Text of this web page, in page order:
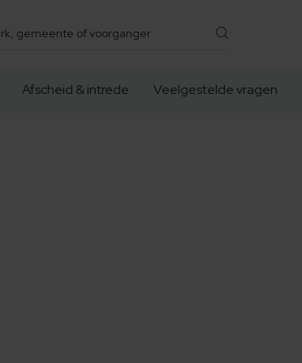
Afscheid & intrede Veelgestelde vragen